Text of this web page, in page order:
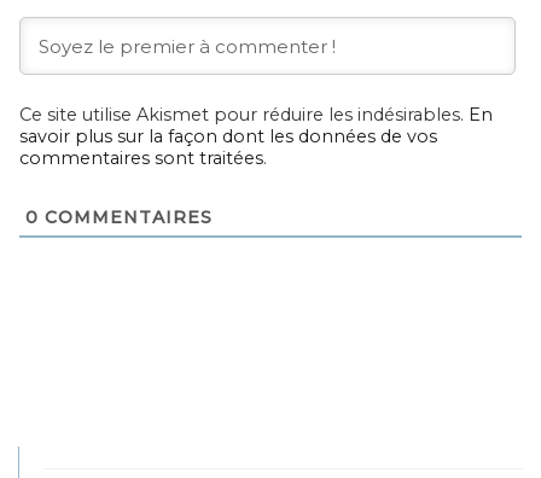
Ce site utilise Akismet pour réduire les indésirables. En
savoir plus sur la façon dont les données de vos
commentaires sont traitées.
0 COMMENTAIRES